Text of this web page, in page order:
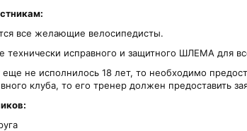
все желающие велосипедисты.
технически исправного и защитного ШЛЕМА для
еще не исполнилось 18 лет, то необходимо
клуба, то его тренер должен предоставить